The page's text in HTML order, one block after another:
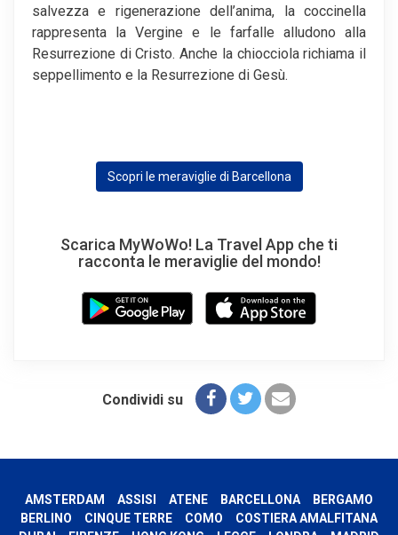
salvezza e rigenerazione dell’anima, la coccinella
rappresenta la Vergine e le farfalle alludono alla
Resurrezione di Cristo. Anche la chiocciola richiama il
seppellimento e la Resurrezione di Gesù.
Scopri le meraviglie di Barcellona
Scarica MyWoWo! La Travel App che ti
racconta le meraviglie del mondo!
Condividi su
AMSTERDAM ASSISI ATENE BARCELLONA
BERGAMO
BERLINO
CINQUE TERRE COMO
COSTIERA AMALFITANA